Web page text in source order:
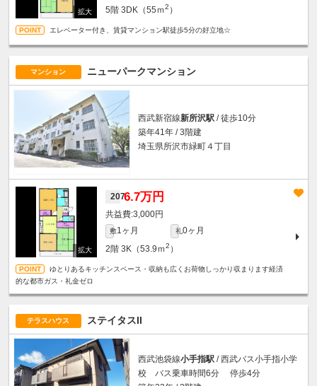
5階 3DK（55ｍ2 ）
エレベーター付き、賃貸マンション駅徒歩5分の好立地☆
マンション ニューパークマンション
西武新宿線新所沢駅 / 徒歩10分
築年41年 / 3階建
埼玉県所沢市緑町４丁目
2076.7万円
3,000円
敷1ヶ月 礼0ヶ月
2階 3K（53.9ｍ2 ）
ゆとりあるキッチンスペース・収納も広くお荷物しっかり収まります経済
的な都市ガス・礼金ゼロ
テラスハウス ステイタスII
西武池袋線小手指駅 / 西武バス小手指小学
校 バス乗車時間6分 停歩4分